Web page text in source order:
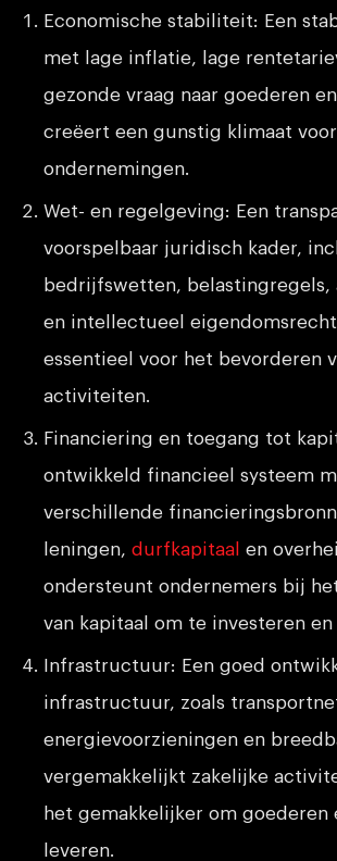
Economische stabiliteit: Een
met lage inflatie, lage
gezonde vraag naar goederen
creëert een gunstig klimaat voor
ondernemingen.
Wet- en regelgeving: Een
voorspelbaar juridisch kader,
bedrijfswetten, belastingregels,
en intellectueel
essentieel voor het bevorderen
activiteiten.
Financiering en toegang tot
ontwikkeld financieel systeem
verschillende
leningen, durfkapitaal en
ondersteunt ondernemers bij
van kapitaal om te investeren
Infrastructuur: Een goed
infrastructuur, zoals
energievoorzieningen en
vergemakkelijkt zakelijke
het gemakkelijker om goederen
leveren.